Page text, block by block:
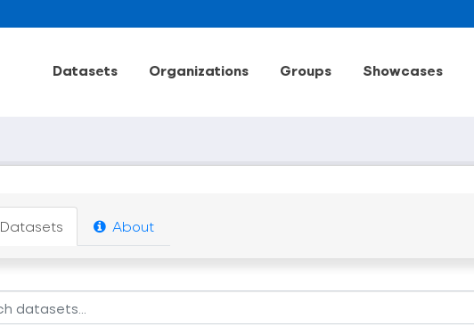
Datasets Organizations Groups Showcases
Datasets About